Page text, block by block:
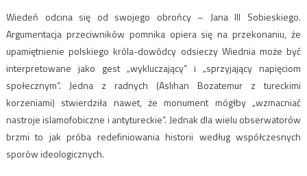
Wiedeń odcina się od swojego obrońcy – Jana III Sobieskiego.
Argumentacja przeciwników pomnika opiera się na przekonaniu, że
upamiętnienie polskiego króla-dowódcy odsieczy Wiednia może być
interpretowane jako gest „wykluczający” i „sprzyjający napięciom
społecznym”. Jedna z radnych (Aslıhan Bozatemur z tureckimi
korzeniami) stwierdziła nawet, że monument mógłby „wzmacniać
nastroje islamofobiczne i antytureckie”. Jednak dla wielu obserwatorów
brzmi to jak próba redefiniowania historii według współczesnych
sporów ideologicznych.